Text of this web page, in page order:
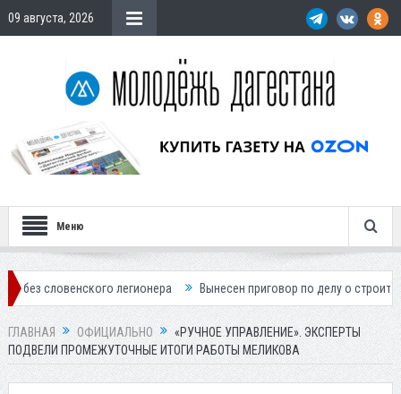
09 августа, 2026
Меню
легионера Вынесен приговор по делу о строительстве
ГЛАВНАЯ ОФИЦИАЛЬНО
«РУЧНОЕ УПРАВЛЕНИЕ». ЭКСПЕРТЫ
ПОДВЕЛИ ПРОМЕЖУТОЧНЫЕ ИТОГИ РАБОТЫ МЕЛИКОВА